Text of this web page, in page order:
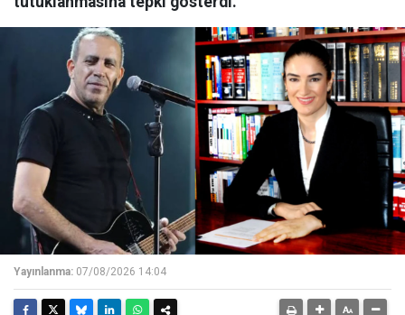
Yayınlanma: 07/08/2026 14:04